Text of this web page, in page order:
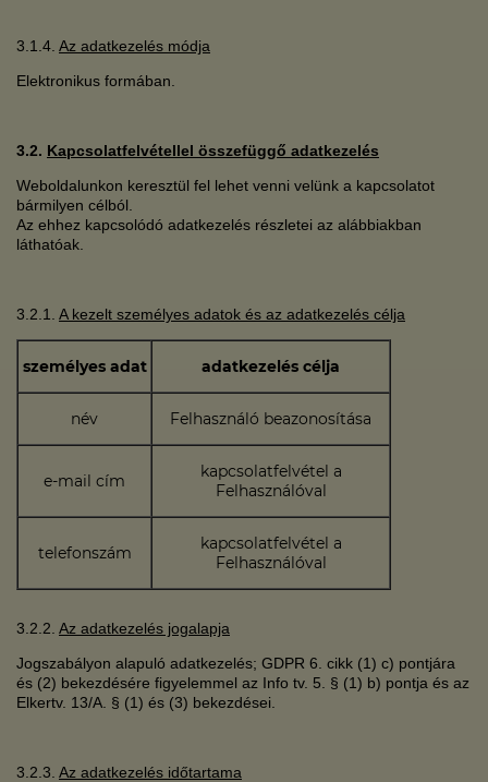
3.1.4. Az adatkezelés módja
Elektronikus formában.
3.2. Kapcsolatfelvétellel összefüggő adatkezelés
Weboldalunkon keresztül fel lehet venni velünk a kapcsolatot
bármilyen célból.
Az ehhez kapcsolódó adatkezelés részletei az alábbiakban
láthatóak.
3.2.1. A kezelt személyes adatok és az adatkezelés célja
személyes adat adatkezelés célja
név Felhasználó beazonosítása
e-mail cím
kapcsolatfelvétel a
Felhasználóval
telefonszám
kapcsolatfelvétel a
Felhasználóval
3.2.2. Az adatkezelés jogalapja
Jogszabályon alapuló adatkezelés; GDPR 6. cikk (1) c) pontjára
és (2) bekezdésére figyelemmel az Info tv. 5. § (1) b) pontja és az
Elkertv. 13/A. § (1) és (3) bekezdései.
3.2.3. Az adatkezelés időtartama